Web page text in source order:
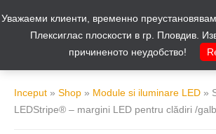
Inceput » Shop » Module si iluminare LED »
LEDStripe® – margini LED pentru clădiri /
Уважаеми клиенти, временно
Плексиглас плоскости в гр. Пловдив.
причиненото неудобство!